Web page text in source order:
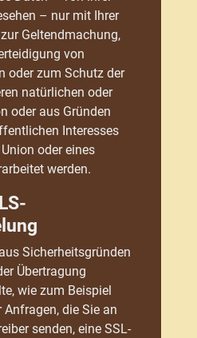
– nur mit Ihrer
Geltendmachung,
von
oder zum Schutz der
natürlichen oder
oder aus Gründen
Interesses
oder eines
werden.
Sicherheitsgründen
Übertragung
wie zum Beispiel
Anfragen, die Sie an
senden, eine SSL-